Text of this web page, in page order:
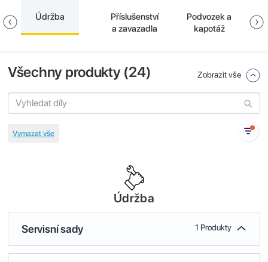
Údržba
Příslušenství
a zavazadla
Podvozek a
kapotáž
Všechny produkty (24) Zobrazit vše
Údržba
Servisní sady 1 Produkty